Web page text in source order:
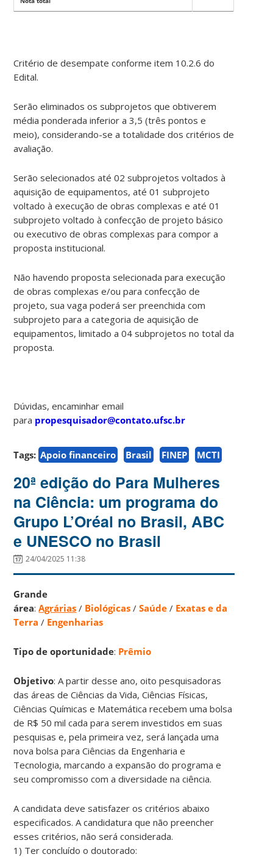
Critério de desempate conforme item 10.2.6 do
Edital.
Serão eliminados os subprojetos que obtiverem
média ponderada inferior a 3,5 (três pontos e
meio), considerando-se a totalidade dos critérios de
avaliação.
Serão selecionados até 02 subprojetos voltados à
aquisição de equipamentos, até 01 subprojeto
voltado à execução de obras complexas e até 01
subprojeto voltado à confecção de projeto básico
ou executivo de obras complexas para compor a
proposta institucional.
Não havendo proposta selecionada para execução
de obras complexas e/ou para confecção de
projeto, sua vaga poderá ser preenchida com
subprojeto para a categoria de aquisição de
equipamentos, limitado a 04 subprojetos no total da
proposta.
Dúvidas, encaminhar email
para propesquisador@contato.ufsc.br
Tags: Apoio financeiro Brasil FINEP MCTI
20ª edição do Para Mulheres
na Ciência: um programa do
Grupo L’Oréal no Brasil, ABC
e UNESCO no Brasil
24/04/2025 11:38
Grande
área:Agrárias / Biológicas /Saúde / Exatas e da
Terra / Engenharias
Tipo de oportunidade: Prêmio
Objetivo: A partir desse ano, oito pesquisadoras
das áreas de Ciências da Vida, Ciências Físicas,
Ciências Químicas e Matemática recebem uma bolsa
de R$ 50 mil cada para serem investidos em suas
pesquisas e, pela primeira vez, será lançada uma
nova bolsa para Ciências da Engenharia e
Tecnologia, marcando a expansão do programa e
seu compromisso com a diversidade na ciência.
A candidata deve satisfazer os critérios abaixo
especificados. A candidatura que não preencher
esses critérios, não será considerada.
1) Ter concluído o doutorado: